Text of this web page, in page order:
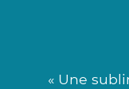
« Une